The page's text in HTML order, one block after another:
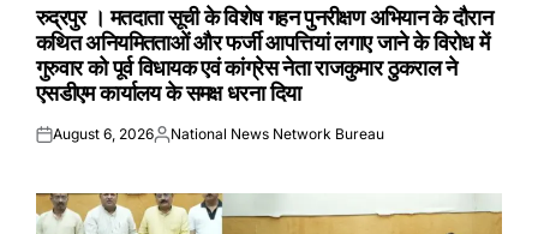
रुद्रपुर । मतदाता सूची के विशेष गहन पुनरीक्षण अभियान के दौरान
कथित अनियमितताओं और फर्जी आपत्तियां लगाए जाने के विरोध में
गुरुवार को पूर्व विधायक एवं कांग्रेस नेता राजकुमार ठुकराल ने
एसडीएम कार्यालय के समक्ष धरना दिया
Posted
August 6, 2026Posted
National News Network Bureau